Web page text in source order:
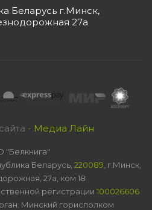
Беларусь г.Минск,
27а
- Медиа Лайн
"Белкнига"
Беларусь, 220089 , г.Минск,
27а, ком 18
регистрации 100026606
Минский горисполком